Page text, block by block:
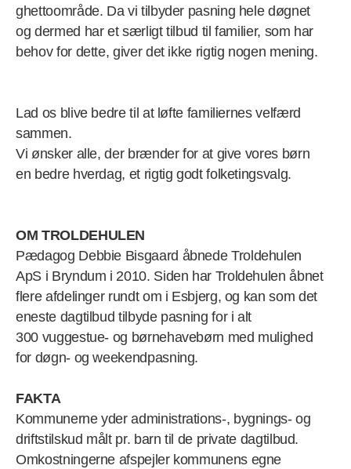
ghettoområde. Da vi tilbyder pasning hele døgnet
og dermed har et særligt tilbud til familier, som har
behov for dette, giver det ikke rigtig nogen mening.
Lad os blive bedre til at løfte familiernes velfærd
sammen.
Vi ønsker alle, der brænder for at give vores børn
en bedre hverdag, et rigtig godt folketingsvalg.
OM TROLDEHULEN
Pædagog Debbie Bisgaard åbnede Troldehulen
ApS i Bryndum i 2010. Siden har Troldehulen åbnet
flere afdelinger rundt om i Esbjerg, og kan som det
eneste dagtilbud tilbyde pasning for i alt
300 vuggestue- og børnehavebørn med mulighed
for døgn- og weekendpasning.
FAKTA
Kommunerne yder administrations-, bygnings- og
driftstilskud målt pr. barn til de private dagtilbud.
Omkostningerne afspejler kommunens egne